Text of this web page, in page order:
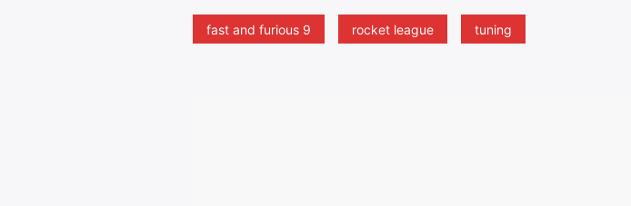
fast and furious 9 rocket league tuning